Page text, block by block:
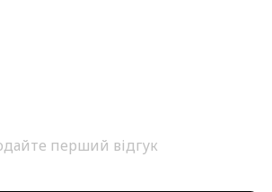
перший відгук